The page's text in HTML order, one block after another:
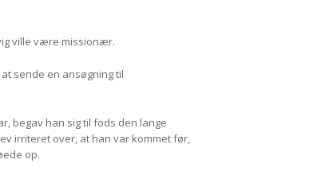
ville være missionær.
sende en ansøgning til
begav han sig til fods den lange
irriteret over, at han var kommet før,
op.